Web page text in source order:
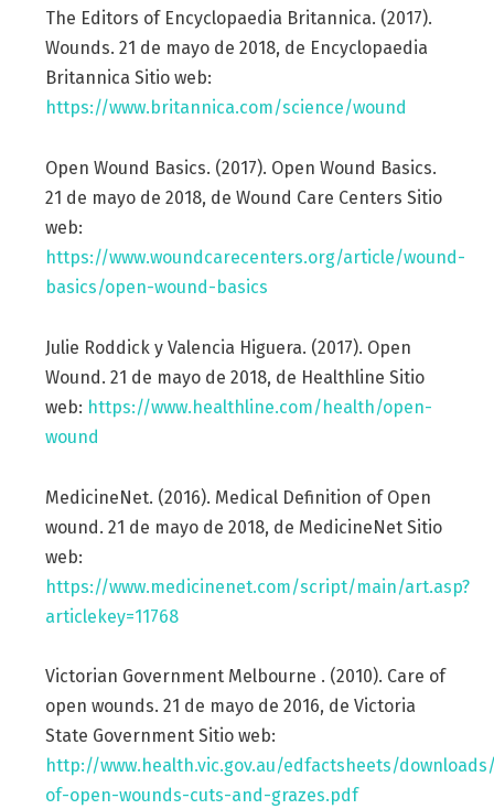
The Editors of Encyclopaedia Britannica. (2017).
Wounds. 21 de mayo de 2018, de Encyclopaedia
Britannica Sitio web:
https://www.britannica.com/science/wound
Open Wound Basics. (2017). Open Wound Basics.
21 de mayo de 2018, de Wound Care Centers Sitio
web:
https://www.woundcarecenters.org/article/wound-
basics/open-wound-basics
Julie Roddick y Valencia Higuera. (2017). Open
Wound. 21 de mayo de 2018, de Healthline Sitio
web: https://www.healthline.com/health/open-
wound
MedicineNet. (2016). Medical Definition of Open
wound. 21 de mayo de 2018, de MedicineNet Sitio
web:
https://www.medicinenet.com/script/main/art.asp?
articlekey=11768
Victorian Government Melbourne . (2010). Care of
open wounds. 21 de mayo de 2016, de Victoria
State Government Sitio web:
http://www.health.vic.gov.au/edfactsheets/
of-open-wounds-cuts-and-grazes.pdf